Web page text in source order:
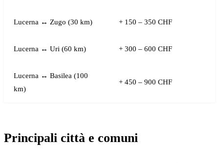
Lucerna ↔ Zugo (30 km) + 150 – 350 CHF
Lucerna ↔ Uri (60 km) + 300 – 600 CHF
Lucerna ↔ Basilea (100
km)
+ 450 – 900 CHF
Principali città e comuni